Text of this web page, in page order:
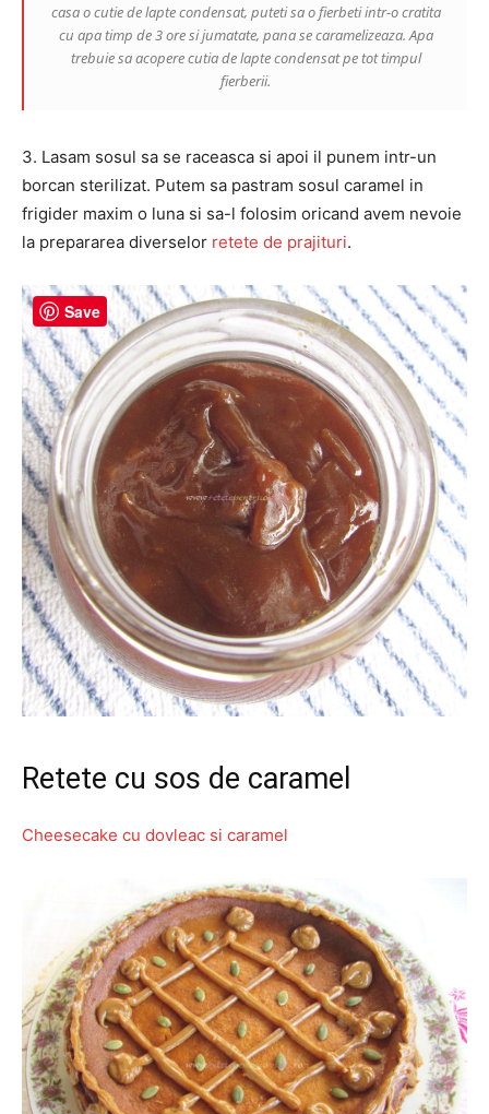
casa o cutie de lapte condensat, puteti sa o fierbeti intr-o cratita
cu apa timp de 3 ore si jumatate, pana se caramelizeaza. Apa
trebuie sa acopere cutia de lapte condensat pe tot timpul
fierberii.
3. Lasam sosul sa se raceasca si apoi il punem intr-un
borcan sterilizat. Putem sa pastram sosul caramel in
frigider maxim o luna si sa-l folosim oricand avem nevoie
la prepararea diverselor retete de prajituri.
Retete cu sos de caramel
Cheesecake cu dovleac si caramel
Save